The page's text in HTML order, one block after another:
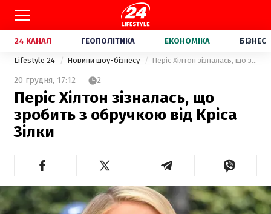
24 КАНАЛ ГЕОПОЛІТИКА ЕКОНОМІКА БІЗНЕС
Lifestyle 24 Новини шоу-бізнесу Періс Хілтон зізналась, що зробить з обручкою від Кріса Зілки
20 грудня, 17:12 2
Періс Хілтон зізналась, що
зробить з обручкою від Кріса
Зілки